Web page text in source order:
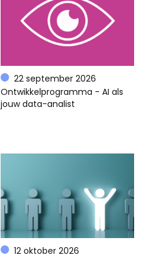
22 september 2026
Ontwikkelprogramma - AI als
jouw data-analist
12 oktober 2026